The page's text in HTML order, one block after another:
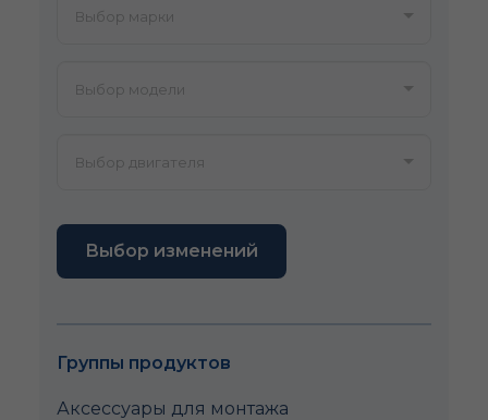
Выбор изменений
Группы продуктов
Аксессуары для монтажа